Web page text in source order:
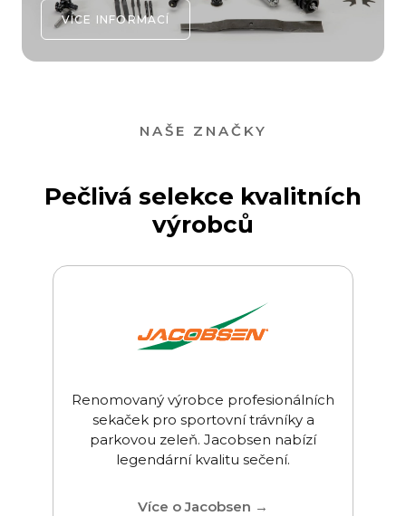
VÍCE INFORMACÍ
NAŠE ZNAČKY
Pečlivá selekce kvalitních
výrobců
Renomovaný výrobce profesionálních
sekaček pro sportovní trávníky a
parkovou zeleň. Jacobsen nabízí
legendární kvalitu sečení.
Více o Jacobsen →